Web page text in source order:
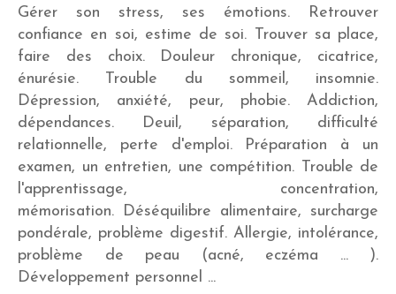
Gérer son stress, ses émotions.
Retrouver
confiance en soi, estime de soi. Trouver sa place,
faire des choix. Douleur chronique, cicatrice,
énurésie. Trouble du sommeil, insomnie.
Dépression, anxiété, peur, phobie. Addiction,
dépendances. Deuil, séparation, difficulté
relationnelle, perte d'emploi. Préparation à un
examen, un entretien, une compétition. Trouble de
l'apprentissage, concentration,
mémorisation. Déséquilibre alimentaire, surcharge
pondérale, problème digestif. Allergie, intolérance,
problème de peau (acné, eczéma ... ).
Développement personnel ...